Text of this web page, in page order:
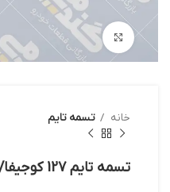
بزرگنمایی تصویر
خانه تسمه تایم
تسمه تايم 127 كوجيفا/سمند EF7